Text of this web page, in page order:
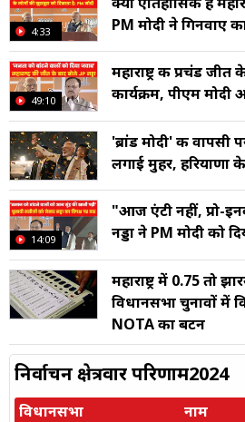
4:33
PM मोदी ने गिनवाए
49:10
महाराष्ट्र की प्रचंड
कार्यक्रम, पीएम मोदी
'ब्रांड मोदी' की वापसी
लगाई मुहर,
14:09
"आज एंटी नहीं, प्रो-
नड्डा ने PM मोदी को
महाराष्ट्र में 0.75 तो
विधानसभा चुनावों में
NOTA का बटन
निर्वाचन क्षेत्रवार परिणाम2024
विधानसभा नाम